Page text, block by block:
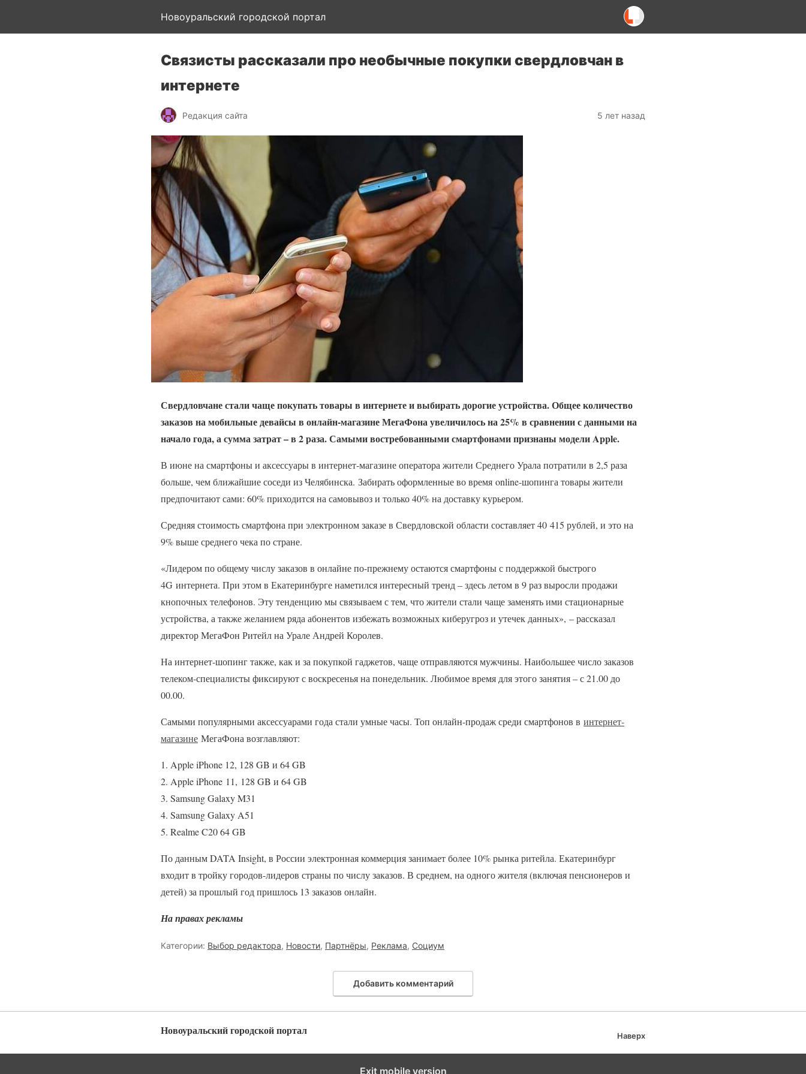
Новоуральский городской портал
Связисты рассказали про необычные покупки свердловчан в
интернете
Редакция сайта 5 лет назад
Свердловчане стали чаще покупать товары в интернете и выбирать дорогие устройства. Общее количество
заказов на мобильные девайсы в онлайн-магазине МегаФона увеличилось на 25% в сравнении с данными на
начало года, а сумма затрат – в 2 раза. Самыми востребованными смартфонами признаны модели Apple.
В июне на смартфоны и аксессуары в интернет-магазине оператора жители Среднего Урала потратили в 2,5 раза
больше, чем ближайшие соседи из Челябинска. Забирать оформленные во время online-шопинга товары жители
предпочитают сами: 60% приходится на самовывоз и только 40% на доставку курьером.
Средняя стоимость смартфона при электронном заказе в Свердловской области составляет 40 415 рублей, и это на
9% выше среднего чека по стране.
«Лидером по общему числу заказов в онлайне по-прежнему остаются смартфоны с поддержкой быстрого
4G интернета. При этом в Екатеринбурге наметился интересный тренд – здесь летом в 9 раз выросли продажи
кнопочных телефонов. Эту тенденцию мы связываем с тем, что жители стали чаще заменять ими стационарные
устройства, а также желанием ряда абонентов избежать возможных киберугроз и утечек данных», – рассказал
директор МегаФон Ритейл на Урале Андрей Королев.
На интернет-шопинг также, как и за покупкой гаджетов, чаще отправляются мужчины. Наибольшее число заказов
телеком-специалисты фиксируют с воскресенья на понедельник. Любимое время для этого занятия – с 21.00 до
00.00.
Самыми популярными аксессуарами года стали умные часы. Топ онлайн-продаж среди смартфонов в интернет-
магазине МегаФона возглавляют:
Apple iPhone 12, 128 GB и 64 GB
Apple iPhone 11, 128 GB и 64 GB
Samsung Galaxy M31
Samsung Galaxy A51
Realme C20 64 GB
По данным DATA Insight, в России электронная коммерция занимает более 10% рынка ритейла. Екатеринбург
входит в тройку городов-лидеров страны по числу заказов. В среднем, на одного жителя (включая пенсионеров и
детей) за прошлый год пришлось 13 заказов онлайн.
На правах рекламы
Категории: Выбор редактора, Новости, Партнёры, Реклама, Социум
Добавить комментарий
Новоуральский городской портал Наверх
Exit mobile version